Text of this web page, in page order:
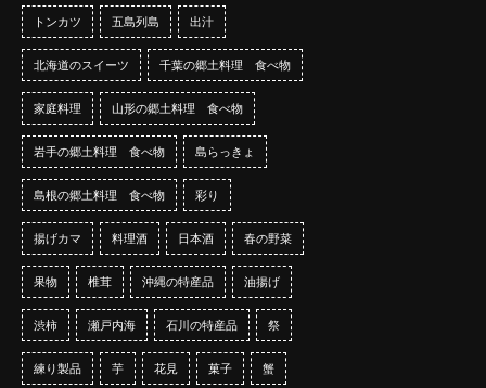
トンカツ 五島列島 出汁
北海道のスイーツ 千葉の郷土料理 食べ物
家庭料理 山形の郷土料理 食べ物
岩手の郷土料理 食べ物 島らっきょ
島根の郷土料理 食べ物 彩り
揚げカマ 料理酒 日本酒 春の野菜
果物 椎茸 沖縄の特産品 油揚げ
渋柿 瀬戸内海 石川の特産品 祭
練り製品 芋 花見 菓子 蟹